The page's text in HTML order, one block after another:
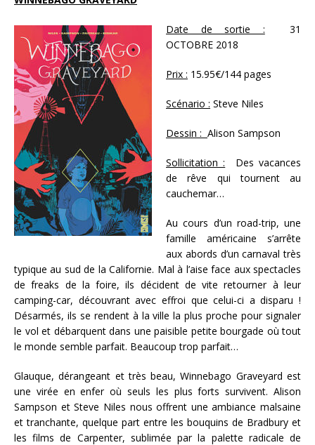
Date de sortie : 31
OCTOBRE 2018
Prix : 15.95€/144 pages
Scénario : Steve Niles
Dessin : Alison Sampson
Sollicitation : Des vacances
de rêve qui tournent au
cauchemar…
Au cours d’un road-trip, une
famille américaine s’arrête
aux abords d’un carnaval très
typique au sud de la Californie. Mal à l’aise face aux spectacles
de freaks de la foire, ils décident de vite retourner à leur
camping-car, découvrant avec effroi que celui-ci a disparu !
Désarmés, ils se rendent à la ville la plus proche pour signaler
le vol et débarquent dans une paisible petite bourgade où tout
le monde semble parfait. Beaucoup trop parfait…
Glauque, dérangeant et très beau, Winnebago Graveyard est
une virée en enfer où seuls les plus forts survivent. Alison
Sampson et Steve Niles nous offrent une ambiance malsaine
et tranchante, quelque part entre les bouquins de Bradbury et
les films de Carpenter, sublimée par la palette radicale de